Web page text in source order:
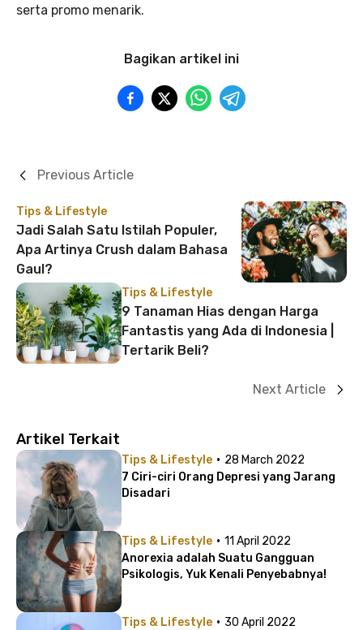
serta promo menarik.
Bagikan artikel ini
Tips & Lifestyle
Jadi Salah Satu Istilah Populer,
Apa Artinya Crush dalam Bahasa
Gaul?
Previous Article
Tips & Lifestyle
9 Tanaman Hias dengan Harga
Fantastis yang Ada di Indonesia |
Tertarik Beli?
Next Article
Artikel Terkait
Tips & Lifestyle · 28 March 2022
7 Ciri-ciri Orang Depresi yang Jarang
Disadari
Tips & Lifestyle · 11 April 2022
Anorexia adalah Suatu Gangguan
Psikologis, Yuk Kenali Penyebabnya!
Tips & Lifestyle · 30 April 2022